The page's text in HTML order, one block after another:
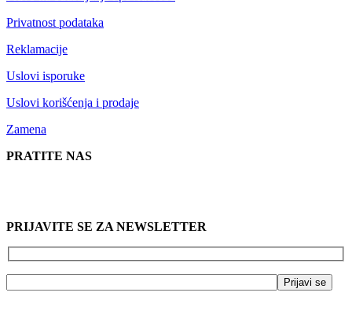
Privatnost podataka
Reklamacije
Uslovi isporuke
Uslovi korišćenja i prodaje
Zamena
PRATITE NAS
PRIJAVITE SE ZA NEWSLETTER